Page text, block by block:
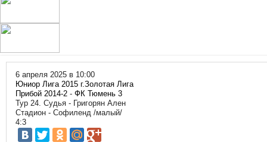
6 апреля 2025 в 10:00
Юниор Лига 2015 г.Золотая Лига
Прибой 2014-2 - ФК Тюмень 3
Тур 24. Судья - Григорян Ален
Стадион - Софиленд /малый/
4:3